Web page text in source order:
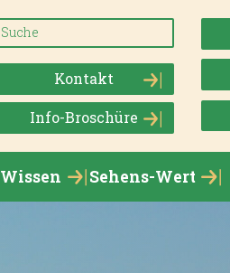
Kontakt
Info-Broschüre
Wissen Sehens-Wert